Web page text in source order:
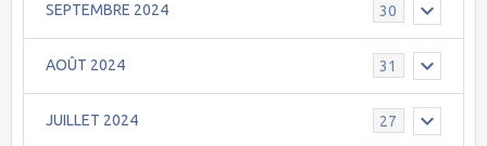
SEPTEMBRE 2024 30
AOÛT 2024 31
JUILLET 2024 27